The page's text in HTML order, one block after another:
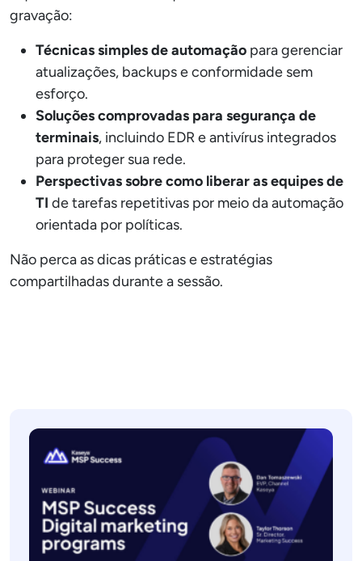
gravação:
Técnicas simples de automação para gerenciar
atualizações, backups e conformidade sem
esforço.
Soluções comprovadas para segurança de
terminais, incluindo EDR e antivírus integrados
para proteger sua rede.
Perspectivas sobre como liberar as equipes de
TI de tarefas repetitivas por meio da automação
orientada por políticas.
Não perca as dicas práticas e estratégias
compartilhadas durante a sessão.